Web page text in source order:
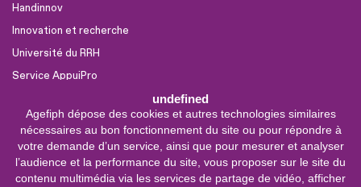
undefined
Agefiph dépose des cookies et autres technologies similaires
nécessaires au bon fonctionnement du site ou pour répondre à
votre demande d’un service, ainsi que pour mesurer et analyser
l’audience et la performance du site, vous proposer sur le site du
contenu multimédia via les services de partage de vidéo, afficher
Handinnov
Innovation et recherche
Université du RRH
Service AppuiPro
Nous suivre
Youtube
Linkedin